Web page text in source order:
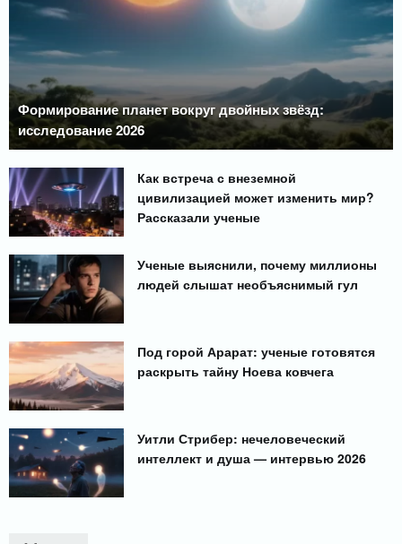
Формирование планет вокруг двойных звёзд:
исследование 2026
Как встреча с внеземной
цивилизацией может изменить мир?
Рассказали ученые
Ученые выяснили, почему миллионы
людей слышат необъяснимый гул
Под горой Арарат: ученые готовятся
раскрыть тайну Ноева ковчега
Уитли Стрибер: нечеловеческий
интеллект и душа — интервью 2026